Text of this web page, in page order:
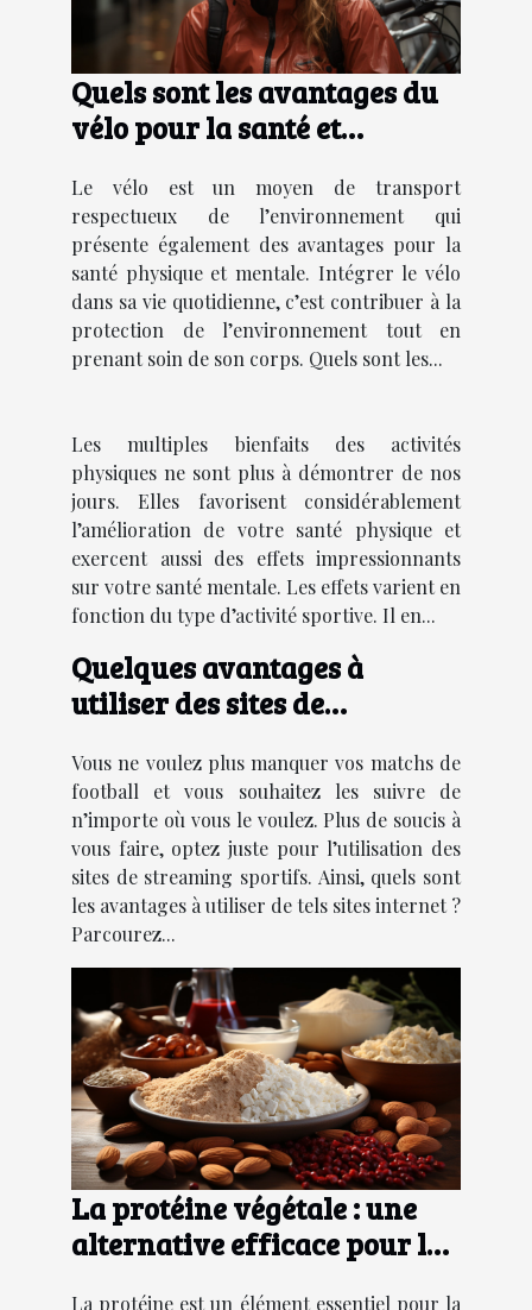
Quels sont les avantages du
vélo pour la santé et
Le vélo est un moyen de transport
respectueux de l’environnement qui
présente également des avantages pour la
santé physique et mentale. Intégrer le vélo
dans sa vie quotidienne, c’est contribuer à la
protection de l’environnement tout en
prenant soin de son corps. Quels sont les...
Les multiples bienfaits des activités
physiques ne sont plus à démontrer de nos
jours. Elles favorisent considérablement
l’amélioration de votre santé physique et
exercent aussi des effets impressionnants
sur votre santé mentale. Les effets varient en
fonction du type d’activité sportive. Il en...
Quelques avantages à
utiliser des sites de
Vous ne voulez plus manquer vos matchs de
football et vous souhaitez les suivre de
n’importe où vous le voulez. Plus de soucis à
vous faire, optez juste pour l’utilisation des
sites de streaming sportifs. Ainsi, quels sont
les avantages à utiliser de tels sites internet ?
Parcourez...
La protéine végétale : une
alternative efficace pour les
La protéine est un élément essentiel pour la